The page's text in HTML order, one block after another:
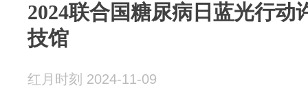
2024联合国糖尿病日蓝光行动
技馆
红月时刻 2024-11-09